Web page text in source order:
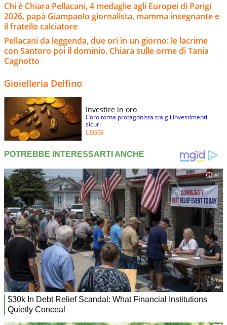
Chi è Chiara Pellacani, 4 medaglie agli Europei di Parigi
2026, papà Giampaolo giornalista, mamma insegnante e
il fratello calciatore
Pellacani da leggenda, due ori in un giorno: le lacrime
con Santoro poi il dominio. Chiara sulle orme di Tania
Cagnotto
Gioielleria Delfino
Investire in oro
L’oro torna protagonista tra gli investimenti
sicuri
LEGGI